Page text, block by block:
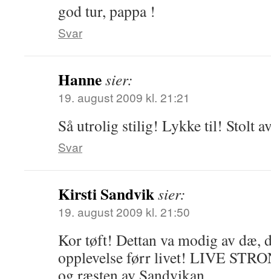
god tur, pappa !
Svar
Hannesier:
19. august 2009 kl. 21:21
Så utrolig stilig! Lykke til! Stolt
Svar
Kirsti Sandviksier:
19. august 2009 kl. 21:50
Kor tøft! Dettan va modig av dæ,
opplevelse førr livet! LIVE
og ræsten av Sandvikan.